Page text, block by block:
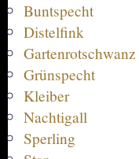
Buntspecht
Distelfink
Gartenrotschwanz
Grünspecht
Kleiber
Nachtigall
Sperling